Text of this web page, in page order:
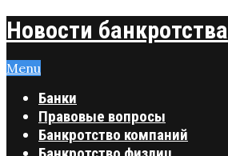
Новости банкротства
Menu
Банки
Правовые вопросы
Банкротство компаний